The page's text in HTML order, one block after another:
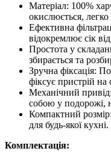
Матеріал: 100%
окислюється, легко
Ефективна
відокремлює сік
Простота у
збирається та
Зручна фіксація:
фіксує пристрій на
Механічний
собою у подорожі,
Компактний
для будь-якої кухні.
Комплектація: